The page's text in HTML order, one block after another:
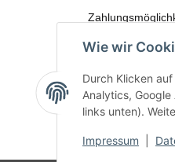
Bewerten
Wie wir
Durch Klicken
Analytics,
links unten).
Impressum